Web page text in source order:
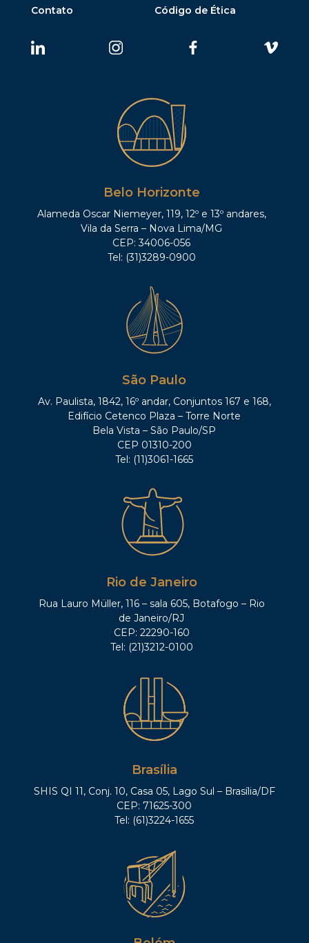
Contato
Código de Ética
Belo Horizonte
Alameda Oscar Niemeyer, 119, 12º e 13º andares,
Vila da Serra – Nova Lima/MG
CEP: 34006-056
Tel: (31)3289-0900
São Paulo
Av. Paulista, 1842, 16º andar, Conjuntos 167 e 168,
Edifício Cetenco Plaza – Torre Norte
Bela Vista – São Paulo/SP
CEP 01310-200
Tel: (11)3061-1665
Rio de Janeiro
Rua Lauro Müller, 116 – sala 605, Botafogo – Rio
de Janeiro/RJ
CEP: 22290-160
Tel: (21)3212-0100
Brasília
SHIS QI 11, Conj. 10, Casa 05, Lago Sul – Brasília/DF
CEP: 71625-300
Tel: (61)3224-1655